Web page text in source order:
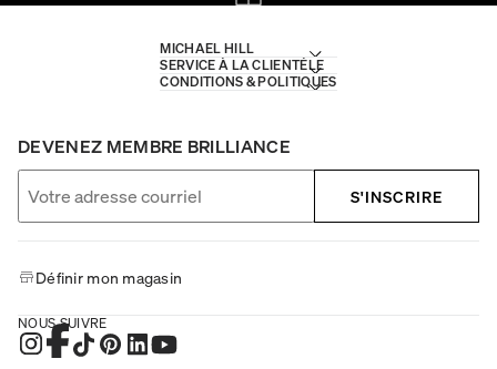
MICHAEL HILL
SERVICE À LA CLIENTÈLE
CONDITIONS & POLITIQUES
DEVENEZ MEMBRE BRILLIANCE
S'INSCRIRE
Définir mon magasin
NOUS SUIVRE